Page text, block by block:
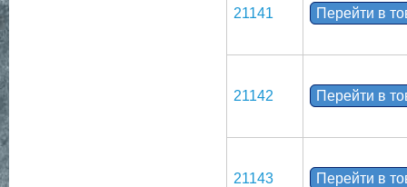
21141 Перейти в
21142 Перейти в
21143 Перейти в